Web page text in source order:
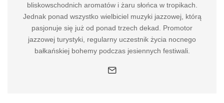
bliskowschodnich aromatów i żaru słońca w tropikach.
Jednak ponad wszystko wielbiciel muzyki jazzowej, którą
pasjonuje się już od ponad trzech dekad. Promotor
jazzowej turystyki, regularny uczestnik życia nocnego
bałkańskiej bohemy podczas jesiennych festiwali.